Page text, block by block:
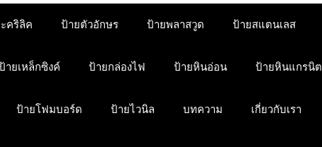
คริลิค ป้ายตัวอักษร ป้ายพลาสวูด ป้ายสแตนเลส
ายเหล็กซิงค์ ป้ายกล่องไฟ ป้ายหินอ่อน ป้ายหินแกรนิต
ป้ายโฟมบอร์ด ป้ายไวนิล บทความ เกี่ยวกับเรา